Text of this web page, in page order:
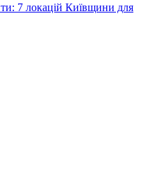
7 локацій Київщини для